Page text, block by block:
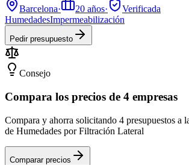
Barcelona· 20 años·
Verificada
HumedadesImpermeabilización
Pedir presupuesto
Consejo
Compara los precios de 4 empresas
Compara y ahorra solicitando 4 presupuestos a
de Humedades por Filtración Lateral
Comparar precios